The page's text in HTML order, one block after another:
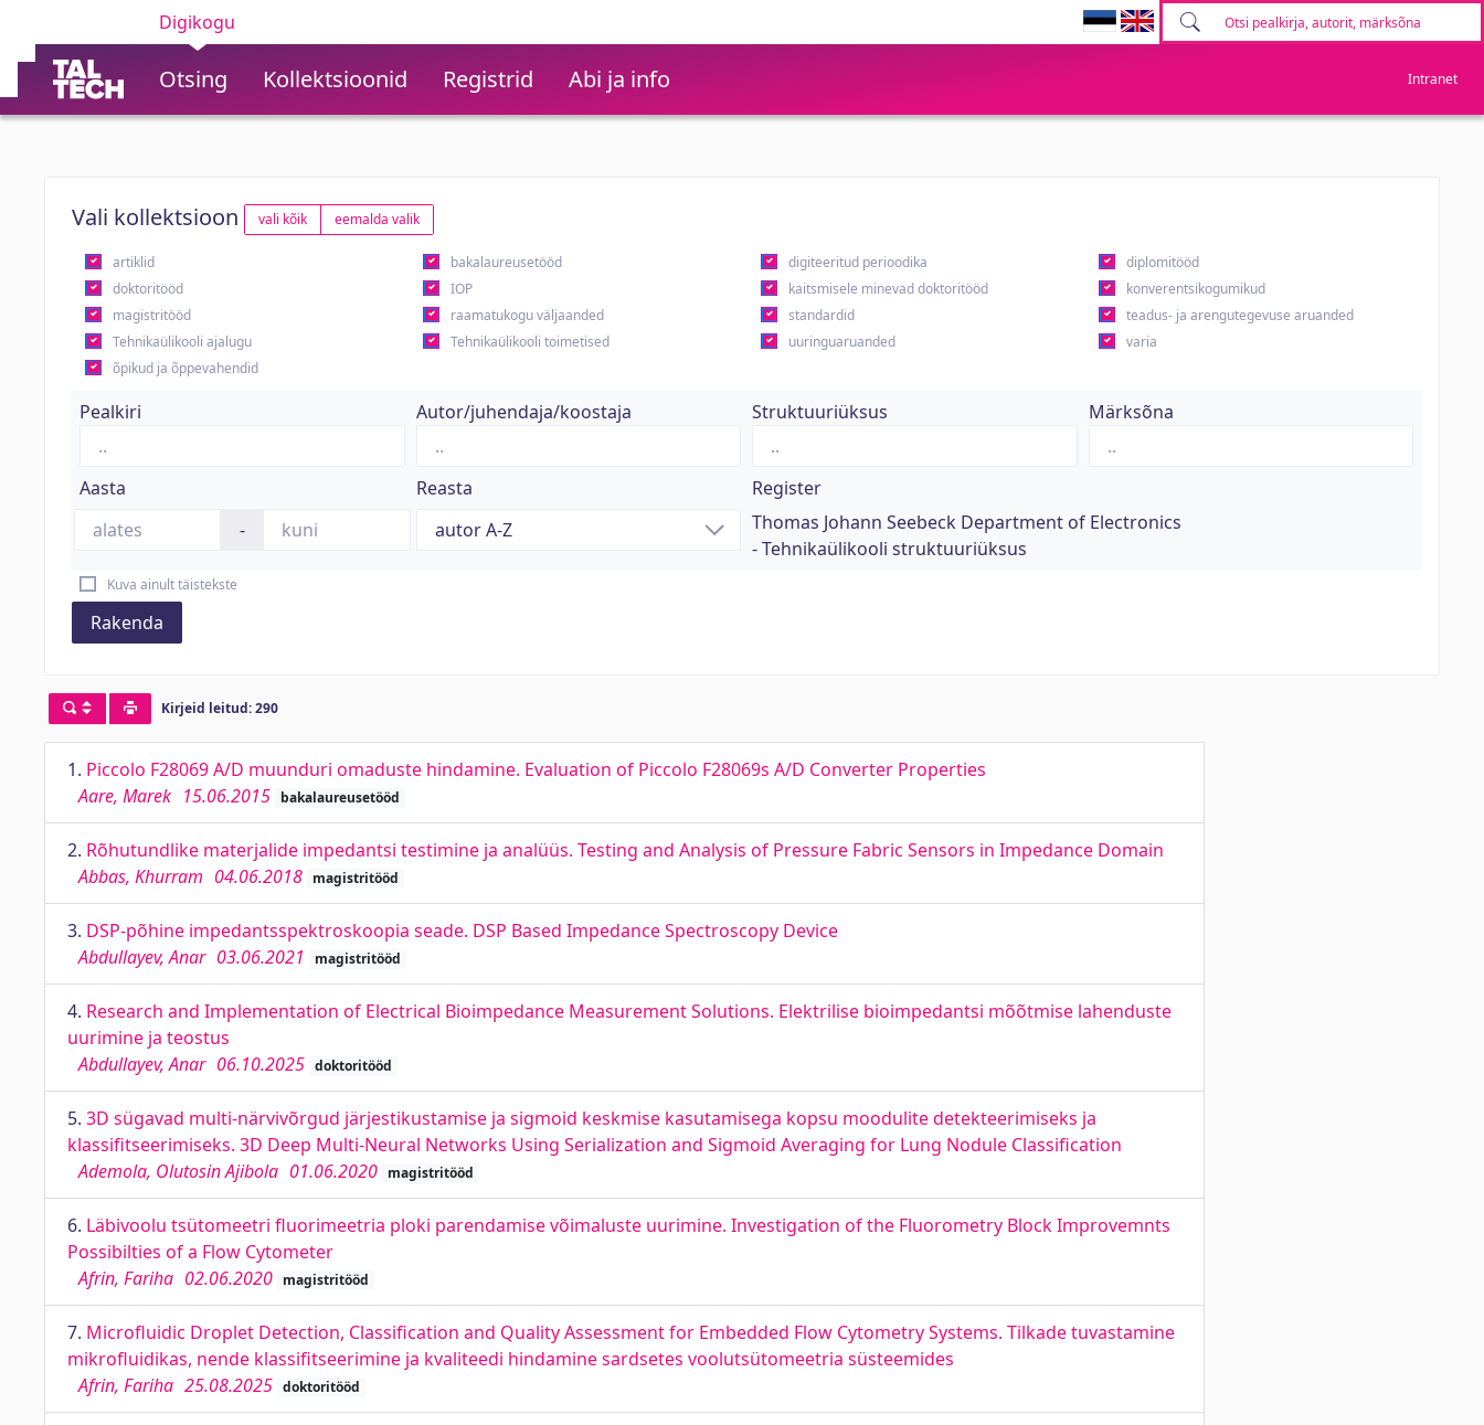
Digikogu
Otsing Kollektsioonid Registrid Abi ja info Intranet
Vali kollektsioon vali kõik eemalda valik
artiklid bakalaureusetööd digiteeritud perioodika
diplomitööd
doktoritööd
IOP kaitsmisele minevad doktoritööd
konverentsikogumikud
magistritööd
raamatukogu väljaanded standardid
teadus- ja arengutegevuse aruanded
Tehnikaülikooli ajalugu
Tehnikaülikooli toimetised uuringuaruanded
varia
õpikud ja õppevahendid
Pealkiri Autor/juhendaja/koostaja Struktuuriüksus Märksõna
Aasta
-
Reasta
Register
Thomas Johann Seebeck Department of Electronics
- Tehnikaülikooli struktuuriüksus
Kuva ainult täistekste
Rakenda
Kirjeid leitud: 290
1. Piccolo F28069 A/D muunduri omaduste hindamine. Evaluation of Piccolo F28069s A/D Converter Properties
Aare, Marek 15.06.2015 bakalaureusetööd
2. Rõhutundlike materjalide impedantsi testimine ja analüüs. Testing and Analysis of Pressure Fabric Sensors in Impedance Domain
Abbas, Khurram 04.06.2018 magistritööd
3. DSP-põhine impedantsspektroskoopia seade. DSP Based Impedance Spectroscopy Device
Abdullayev, Anar 03.06.2021 magistritööd
4. Research and Implementation of Electrical Bioimpedance Measurement Solutions. Elektrilise bioimpedantsi mõõtmise lahenduste
uurimine ja teostus
Abdullayev, Anar 06.10.2025 doktoritööd
5. 3D sügavad multi-närvivõrgud järjestikustamise ja sigmoid keskmise kasutamisega kopsu moodulite detekteerimiseks ja
klassifitseerimiseks. 3D Deep Multi-Neural Networks Using Serialization and Sigmoid Averaging for Lung Nodule Classification
Ademola, Olutosin Ajibola 01.06.2020 magistritööd
6. Läbivoolu tsütomeetri fluorimeetria ploki parendamise võimaluste uurimine. Investigation of the Fluorometry Block Improvemnts
Possibilties of a Flow Cytometer
Afrin, Fariha 02.06.2020 magistritööd
7. Microﬂuidic Droplet Detection, Classiﬁcation and Quality Assessment for Embedded Flow Cytometry Systems. Tilkade tuvastamine
mikroﬂuidikas, nende klassiﬁtseerimine ja kvaliteedi hindamine sardsetes voolutsütomeetria süsteemides
Afrin, Fariha 25.08.2025 doktoritööd